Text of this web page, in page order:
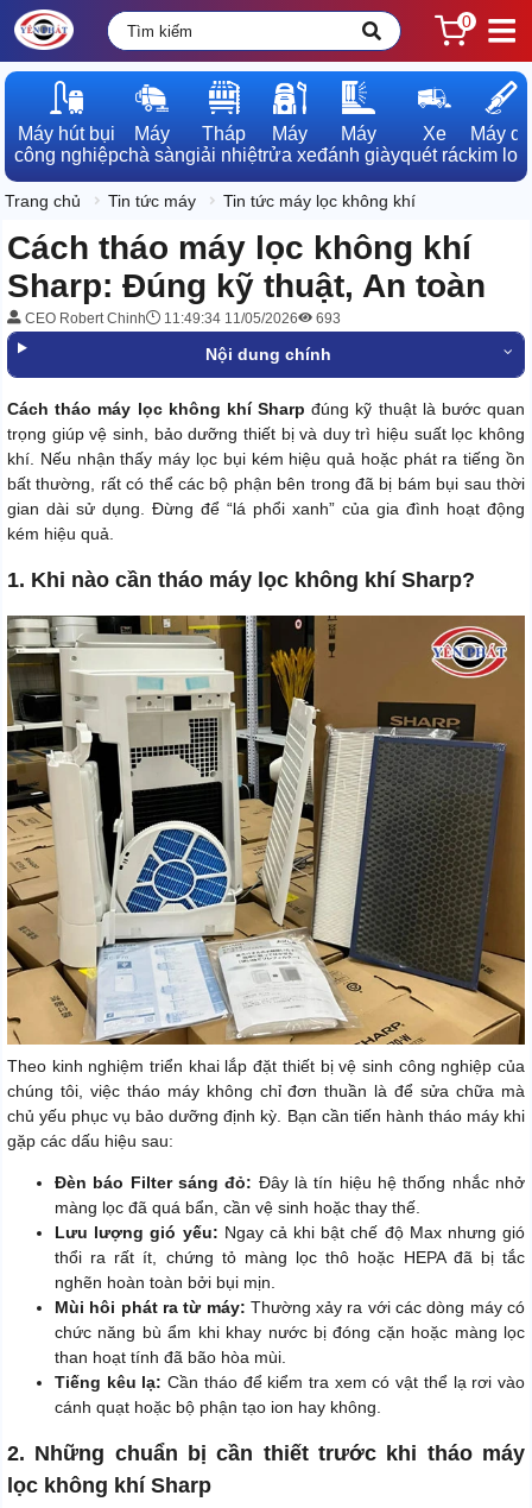
0
Máy hút bụi
công nghiệp
Máy
chà sàn
Tháp
giải nhiệt
Máy
rửa xe
Máy
đánh giày
Xe
quét rác
Máy dò
kim loại
Trang chủ Tin tức máy Tin tức máy lọc không khí
Cách tháo máy lọc không khí
Sharp: Đúng kỹ thuật, An toàn
CEO Robert Chinh 11:49:34 11/05/2026 693
Nội dung chính
Cách tháo máy lọc không khí Sharp đúng kỹ thuật là bước quan
trọng giúp vệ sinh, bảo dưỡng thiết bị và duy trì hiệu suất lọc không
khí. Nếu nhận thấy máy lọc bụi kém hiệu quả hoặc phát ra tiếng ồn
bất thường, rất có thể các bộ phận bên trong đã bị bám bụi sau thời
gian dài sử dụng. Đừng để “lá phổi xanh” của gia đình hoạt động
kém hiệu quả.
1. Khi nào cần tháo máy lọc không khí Sharp?
Theo kinh nghiệm triển khai lắp đặt thiết bị vệ sinh công nghiệp của
chúng tôi, việc tháo máy không chỉ đơn thuần là để sửa chữa mà
chủ yếu phục vụ bảo dưỡng định kỳ. Bạn cần tiến hành tháo máy khi
gặp các dấu hiệu sau:
Đèn báo Filter sáng đỏ: Đây là tín hiệu hệ thống nhắc nhở
màng lọc đã quá bẩn, cần vệ sinh hoặc thay thế.
Lưu lượng gió yếu: Ngay cả khi bật chế độ Max nhưng gió
thổi ra rất ít, chứng tỏ màng lọc thô hoặc HEPA đã bị tắc
nghẽn hoàn toàn bởi bụi mịn.
Mùi hôi phát ra từ máy: Thường xảy ra với các dòng máy có
chức năng bù ẩm khi khay nước bị đóng cặn hoặc màng lọc
than hoạt tính đã bão hòa mùi.
Tiếng kêu lạ: Cần tháo để kiểm tra xem có vật thể lạ rơi vào
cánh quạt hoặc bộ phận tạo ion hay không.
2. Những chuẩn bị cần thiết trước khi tháo máy
lọc không khí Sharp